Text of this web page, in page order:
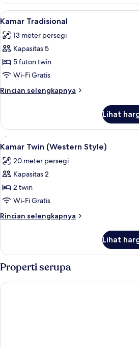
(Japanese
Western
Lihat
semua
foto
untuk
Kamar
Tradisional
Kamar
4
Kamar Tradisional
13 meter persegi
Kapasitas 5
5 futon twin
Wi-Fi Gratis
Rincian selengkapnya
Rincian
Kamar
Tradisional
Lihat
Lihat
semua
foto
untuk
Kamar
Twin
(Western
Style)
Kamar
4
Kamar Twin (Western Style)
20 meter persegi
Kapasitas 2
2 twin
Wi-Fi Gratis
Rincian selengkapnya
Rincian
Kamar
Twin
(Western
Style)
Lihat
Properti serupa
Dormy Inn Kofu Marunouchi